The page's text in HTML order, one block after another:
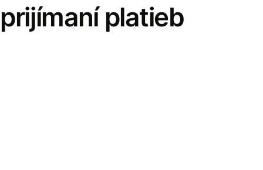
prijímaní platieb